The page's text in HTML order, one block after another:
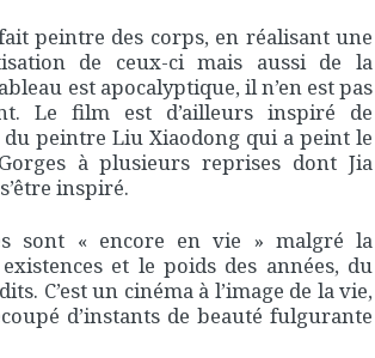
peintre des corps, en réalisant une
de ceux-ci mais aussi de la
est apocalyptique, il n’en est pas
Le film est d’ailleurs inspiré de
peintre Liu Xiaodong qui a peint le
à plusieurs reprises dont Jia
inspiré.
sont « encore en vie » malgré la
et le poids des années, du
C’est un cinéma à l’image de la vie,
d’instants de beauté fulgurante